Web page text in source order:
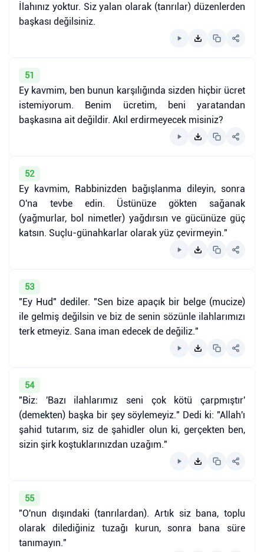
İlahınız yoktur. Siz yalan olarak (tanrılar) düzenlerden
başkası değilsiniz.
51
Ey kavmim, ben bunun karşılığında sizden hiçbir ücret
istemiyorum. Benim ücretim, beni yaratandan
başkasına ait değildir. Akıl erdirmeyecek misiniz?
52
Ey kavmim, Rabbinizden bağışlanma dileyin, sonra
O'na tevbe edin. Üstünüze gökten sağanak
(yağmurlar, bol nimetler) yağdırsın ve gücünüze güç
katsın. Suçlu-günahkarlar olarak yüz çevirmeyin."
53
"Ey Hud" dediler. "Sen bize apaçık bir belge (mucize)
ile gelmiş değilsin ve biz de senin sözünle ilahlarımızı
terk etmeyiz. Sana iman edecek de değiliz."
54
"Biz: 'Bazı ilahlarımız seni çok kötü çarpmıştır'
(demekten) başka bir şey söylemeyiz." Dedi ki: "Allah'ı
şahid tutarım, siz de şahidler olun ki, gerçekten ben,
sizin şirk koştuklarınızdan uzağım."
55
"O'nun dışındaki (tanrılardan). Artık siz bana, toplu
olarak dilediğiniz tuzağı kurun, sonra bana süre
tanımayın."